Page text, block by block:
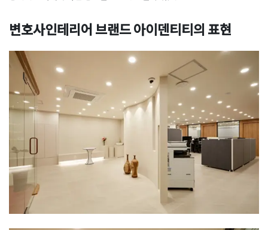
변호사인테리어 브랜드 아이덴티티의 표현